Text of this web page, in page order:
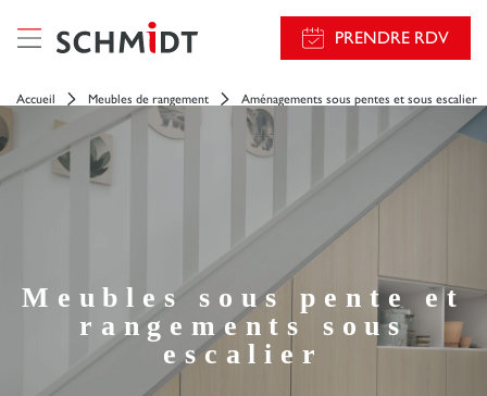
PRENDRE RDV
Accueil Meubles de rangement Aménagements sous pentes et sous escalier
Meubles sous pente et
rangements sous
escalier